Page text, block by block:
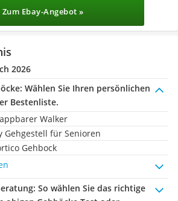
Zum Ebay-Angebot »
2026
Wählen Sie Ihren persönlichen
Bestenliste.
Walker
Gehgestell für Senioren
Gehbock
: So wählen Sie das richtige